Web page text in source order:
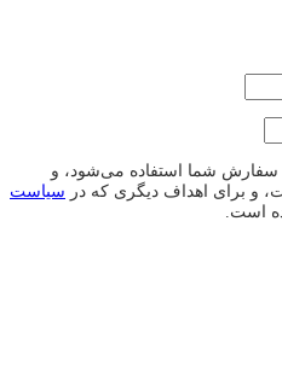
شما استفاده می‌شود، و
و برای اهداف دیگری که در سیاست
است.